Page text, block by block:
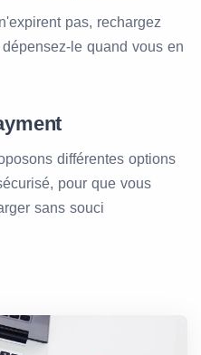
pas, rechargez
le quand vous en
différentes options
pour que vous
sans souci